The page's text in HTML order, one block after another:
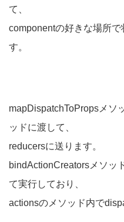
て、
componentの好きな場所
す。
mapDispatchToPropsメソ
ッドに渡して、
reducersに送ります。
bindActionCreatorsメソッ
て実行しており、
actionsのメソッド内で